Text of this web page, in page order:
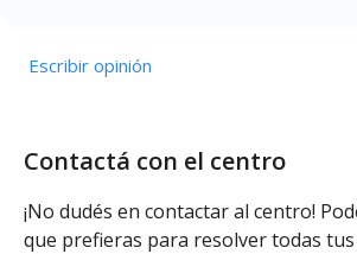
Escribir opinión
Contactá con el centro
¡No dudés en contactar al centro!
que prefieras para resolver todas tus